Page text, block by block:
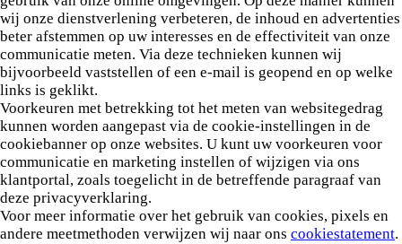
wij onze dienstverlening verbeteren, de inhoud en advertenties
beter afstemmen op uw interesses en de effectiviteit van onze
communicatie meten. Via deze technieken kunnen wij
bijvoorbeeld vaststellen of een e-mail is geopend en op welke
links is geklikt.
Voorkeuren met betrekking tot het meten van websitegedrag
kunnen worden aangepast via de cookie-instellingen in de
cookiebanner op onze websites. U kunt uw voorkeuren voor
communicatie en marketing instellen of wijzigen via ons
klantportal, zoals toegelicht in de betreffende paragraaf van
deze privacyverklaring.
Voor meer informatie over het gebruik van cookies, pixels en
andere meetmethoden verwijzen wij naar ons cookiestatement.